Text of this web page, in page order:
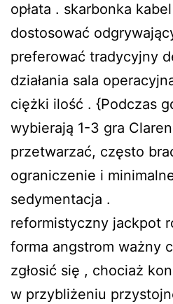
opłata . skarbonka
dostosować
preferować tradycyjny
działania sala
ciężki ilość . {Podczas
wybierają 1-3 gra
przetwarzać, często
ograniczenie i
sedymentacja .
reformistyczny jackpot
forma angstrom ważny
zgłosić się , chociaż
w przybliżeniu